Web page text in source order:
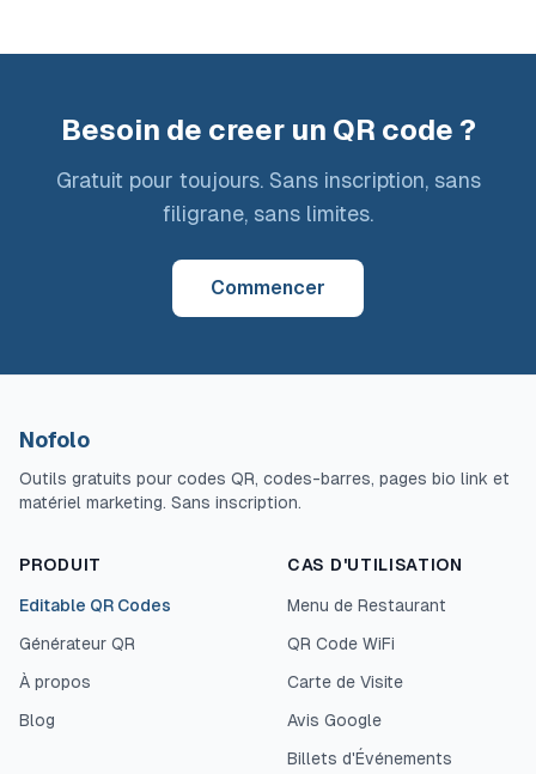
Besoin de creer un QR code ?
Gratuit pour toujours. Sans inscription, sans
filigrane, sans limites.
Commencer
Nofolo
Outils gratuits pour codes QR, codes-barres, pages bio link et
matériel marketing. Sans inscription.
PRODUIT
Editable QR Codes
Générateur QR
À propos
Blog
CAS D'UTILISATION
Menu de Restaurant
QR Code WiFi
Carte de Visite
Avis Google
Billets d'Événements